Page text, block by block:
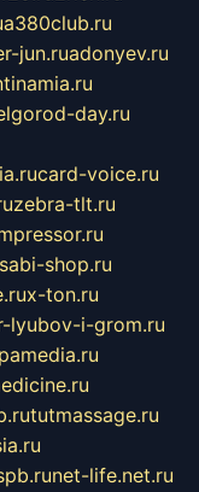
a380club.ru
jun.ruadonyev.ru
day.ru
card-voice.ru
zebra-tlt.ru
shop.ru
x-ton.ru
lyubov-i-grom.ru
tutmassage.ru
net-life.net.ru